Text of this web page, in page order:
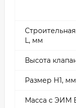
L, мм
Высота
Размер Н1,
Масса с ЭИМ